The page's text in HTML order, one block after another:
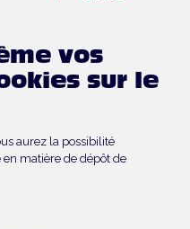
vos
sur le
aurez la possibilité
matière de dépôt de